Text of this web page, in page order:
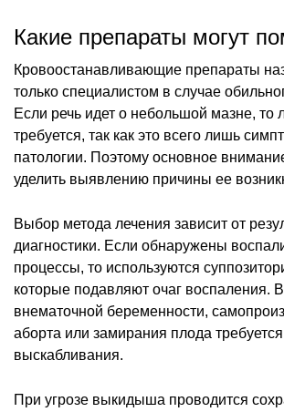
Какие препараты могут
Кровоостанавливающие препараты
только специалистом в случае
Если речь идет о небольшой мазне, то
требуется, так как это всего лишь
патологии. Поэтому основное
уделить выявлению причины ее
Выбор метода лечения зависит от
диагностики. Если обнаружены
процессы, то используются
которые подавляют очаг воспаления.
внематочной беременности,
аборта или замирания плода
выскабливания.
При угрозе выкидыша проводится